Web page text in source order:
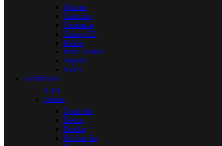
Alarme
Cartucho
Cerâmica
Classe CC
Médio
Porta Fusível
Suporte
Vidro
Eletrônicos
IGBT
Outros
Controler
Dedos
Diodos
Kit Junção